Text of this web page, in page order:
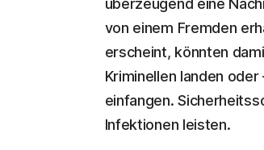
überzeugend eine
von einem Fremden
erscheint, könnten
Kriminellen landen
einfangen.
Infektionen leisten.